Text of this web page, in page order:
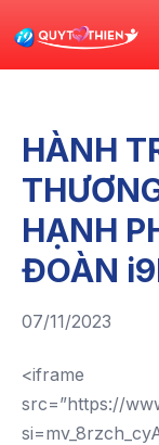
HÀNH
HẠNH
ĐOÀN
07/11/2023
<iframe
src=”https://